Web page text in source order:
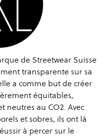
de Streetwear Suisse
transparente sur sa
a comme but de créer
équitables,
neutres au CO2. Avec
et sobres, ils ont là
à percer sur le